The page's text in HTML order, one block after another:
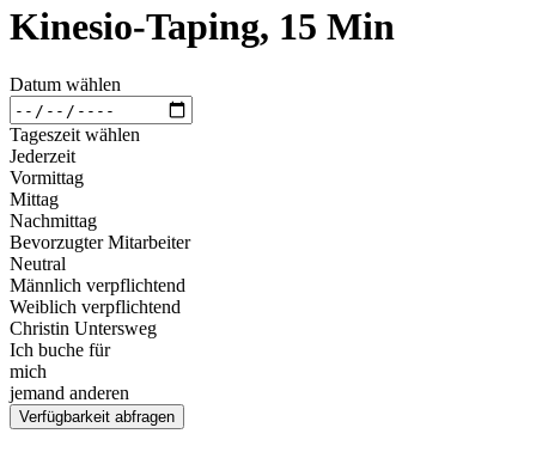
Kinesio-Taping, 15 Min
Datum wählen
Tageszeit wählen
Jederzeit
Vormittag
Mittag
Nachmittag
Bevorzugter Mitarbeiter
Neutral
Männlich verpflichtend
Weiblich verpflichtend
Christin Untersweg
Ich buche für
mich
jemand anderen
Verfügbarkeit abfragen